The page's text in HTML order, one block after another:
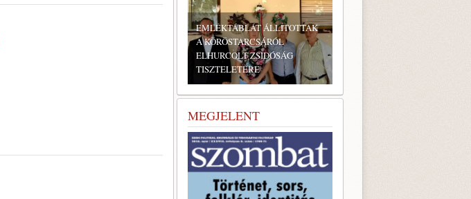
EMLÉKTÁBLÁT ÁLLÍTOTTAK
A KÖRÖSTARCSÁRÓL
ELHURCOLT ZSIDÓSÁG
TISZTELETÉRE
MEGJELENT